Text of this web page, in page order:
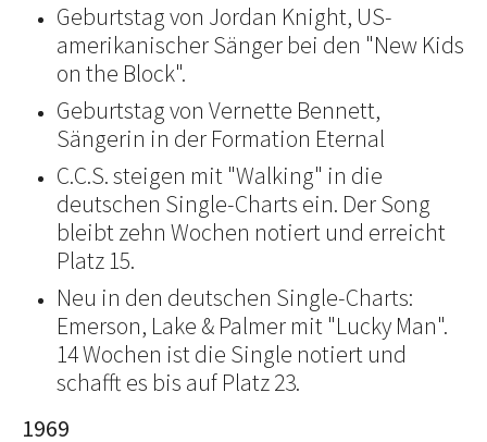
Geburtstag von Jordan Knight, US-
amerikanischer Sänger bei den "New Kids
on the Block".
Geburtstag von Vernette Bennett,
Sängerin in der Formation Eternal
C.C.S. steigen mit "Walking" in die
deutschen Single-Charts ein. Der Song
bleibt zehn Wochen notiert und erreicht
Platz 15.
Neu in den deutschen Single-Charts:
Emerson, Lake & Palmer mit "Lucky Man".
14 Wochen ist die Single notiert und
schafft es bis auf Platz 23.
1969